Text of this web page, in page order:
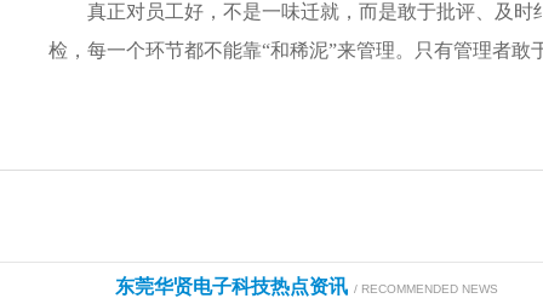
真正对员工好，不是一味迁就，而是敢于批评、及
检，每一个环节都不能靠“和稀泥”来管理。只有管理者
东莞华贤电子科技热点资讯 / RECOMMENDED NEWS